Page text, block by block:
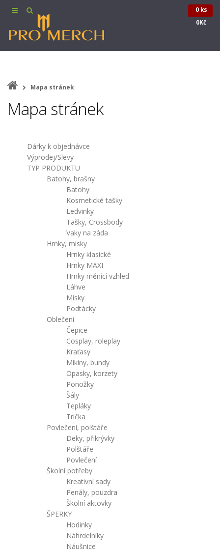
0 ks
0Kč
Mapa stránek
Mapa stránek
Dárky k objednávce
Výprodej/Slevy
TYP PRODUKTU
Batohy, brašny
Batohy
Kosmetické tašky
Ledvinky
Tašky, Crossbody
Vaky na záda
Hrnky, misky
Hrnky klasické
Hrnky MAXI
Hrnky měnící vzhled
Láhve
Misky
Podtácky
Oblečení
Čepice
Cosplay, roleplay
Kraťasy
Mikiny, bundy
Opasky, korzety
Ponožky
Šály
Tepláky
Trička
Povlečení, polštáře
Deky, přikrývky
Polštáře
Povlečení
Školní potřeby
Kreativní sady
Penály, pouzdra
Školní aktovky
ŠPERKY
Hodinky
Náhrdelníky
Náušnice